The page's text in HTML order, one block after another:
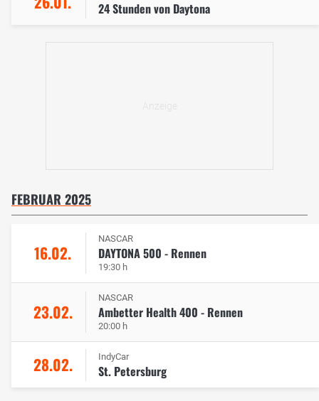
24 Stunden von Daytona
FEBRUAR 2025
16.02.
NASCAR
DAYTONA 500 - Rennen
19:30 h
23.02.
NASCAR
Ambetter Health 400 - Rennen
20:00 h
28.02. IndyCar
St. Petersburg